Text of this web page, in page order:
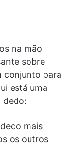
na mão
sobre
conjunto para
está uma
dedo:
mais
os outros